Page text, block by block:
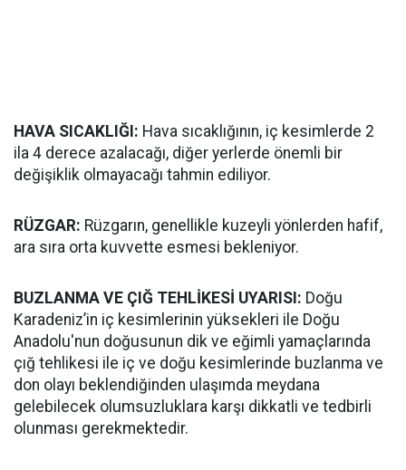
HAVA SICAKLIĞI: Hava sıcaklığının, iç kesimlerde 2
ila 4 derece azalacağı, diğer yerlerde önemli bir
değişiklik olmayacağı tahmin ediliyor.
RÜZGAR: Rüzgarın, genellikle kuzeyli yönlerden hafif,
ara sıra orta kuvvette esmesi bekleniyor.
BUZLANMA VE ÇIĞ TEHLİKESİ UYARISI: Doğu
Karadeniz’in iç kesimlerinin yüksekleri ile Doğu
Anadolu'nun doğusunun dik ve eğimli yamaçlarında
çığ tehlikesi ile iç ve doğu kesimlerinde buzlanma ve
don olayı beklendiğinden ulaşımda meydana
gelebilecek olumsuzluklara karşı dikkatli ve tedbirli
olunması gerekmektedir.